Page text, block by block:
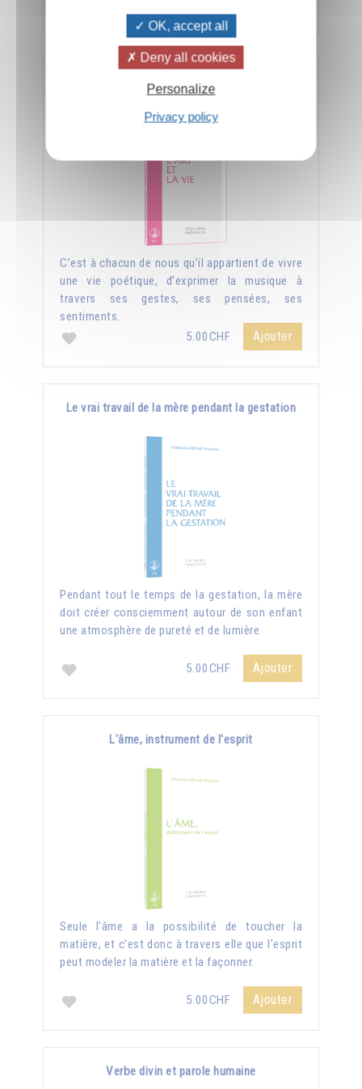
C’est à chacun de nous qu’il appartient de vivre
une vie poétique, d’exprimer la musique à
travers ses gestes, ses pensées, ses
sentiments.
5.00CHF
Ajouter
Le vrai travail de la mère pendant la gestation
Pendant tout le temps de la gestation, la mère
doit créer consciemment autour de son enfant
une atmosphère de pureté et de lumière.
5.00CHF Ajouter
L'âme, instrument de l'esprit
Seule l'âme a la possibilité de toucher la
matière, et c'est donc à travers elle que l'esprit
peut modeler la matière et la façonner.
5.00CHF Ajouter
Verbe divin et parole humaine
OK, accept all
Deny all cookies
Personalize
Privacy policy